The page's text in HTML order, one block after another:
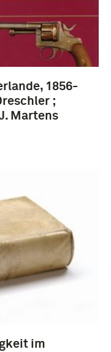
(134)
(38)
1856-
;
Martens
im